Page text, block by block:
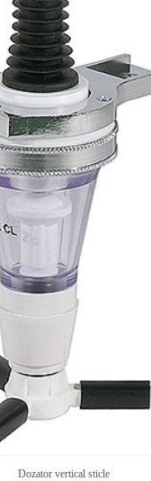
Dozator vertical sticle